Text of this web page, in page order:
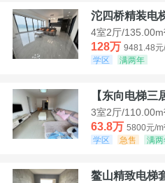
沱四桥精装电
4室2厅/
128万 9481.48元
学区
满两年
【东向电梯三
3室2厅/
63.8万 5800元/
学区
急售 满两
鳌山精致电梯